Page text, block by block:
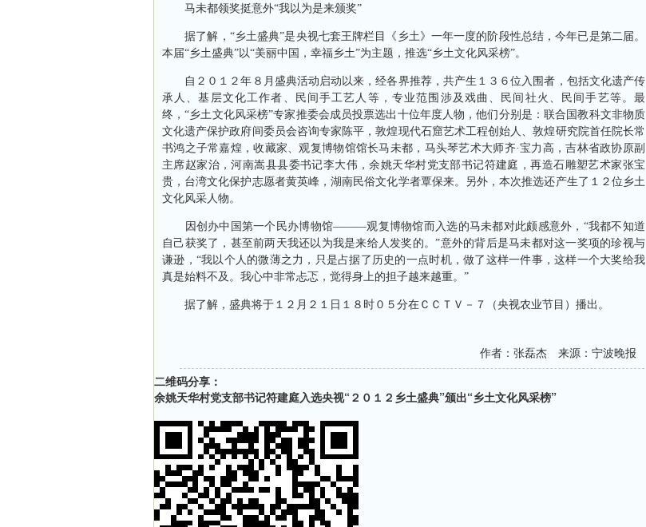
马未都领奖挺意外“我以为是来颁奖”
据了解，“乡土盛典”是央视七套王牌栏目《乡土》一年一度的阶段性总结，今年已是第二届。
本届“乡土盛典”以“美丽中国，幸福乡土”为主题，推选“乡土文化风采榜”。
自２０１２年８月盛典活动启动以来，经各界推荐，共产生１３６位入围者，包括文化遗产传
承人、基层文化工作者、民间手工艺人等，专业范围涉及戏曲、民间社火、民间手艺等。最
终，“乡土文化风采榜”专家推委会成员投票选出十位年度人物，他们分别是：联合国教科文非物质
文化遗产保护政府间委员会咨询专家陈平，敦煌现代石窟艺术工程创始人、敦煌研究院首任院长常
书鸿之子常嘉煌，收藏家、观复博物馆馆长马未都，马头琴艺术大师齐·宝力高，吉林省政协原副
主席赵家治，河南嵩县县委书记李大伟，余姚天华村党支部书记符建庭，再造石雕塑艺术家张宝
贵，台湾文化保护志愿者黄英峰，湖南民俗文化学者覃保来。另外，本次推选还产生了１２位乡土
文化风采人物。
因创办中国第一个民办博物馆———观复博物馆而入选的马未都对此颇感意外，“我都不知道
自己获奖了，甚至前两天我还以为我是来给人发奖的。”意外的背后是马未都对这一奖项的珍视与
谦逊，“我以个人的微薄之力，只是占据了历史的一点时机，做了这样一件事，这样一个大奖给我
真是始料不及。我心中非常忐忑，觉得身上的担子越来越重。”
据了解，盛典将于１２月２１日１８时０５分在ＣＣＴＶ－７（央视农业节目）播出。
作者：张磊杰 来源：宁波晚报
二维码分享：
余姚天华村党支部书记符建庭入选央视“２０１２乡土盛典”颁出“乡土文化风采榜”